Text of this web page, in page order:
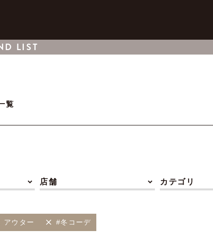
LIST
覧
店舗 カテゴリ
アウター #冬コーデ